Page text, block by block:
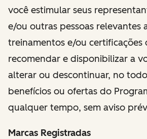
você estimular seus
e/ou outras pessoas relevantes
treinamentos e/ou certificações
recomendar e disponibilizar a
alterar ou descontinuar, no
benefícios ou ofertas do
qualquer tempo, sem aviso
Marcas Registradas